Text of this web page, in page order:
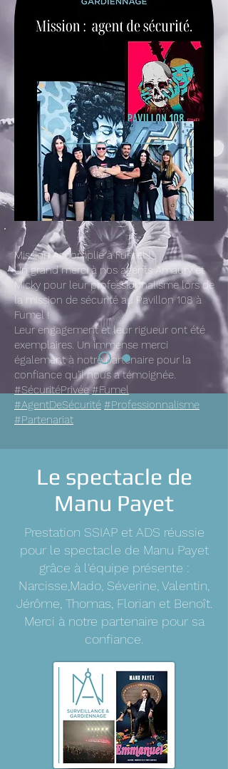
Mission Accomplie à Fumel !
Un grand merci à nos agents Amaury et
Micky pour leur professionnalisme lors de
la mission de sécurité au Pavillon 108 à
Fumel !
Leur engagement et leur rigueur ont été
exemplaires. Un immense merci
également à notre partenaire pour la
confiance qu'il nous a témoignée.
#SécuritéPrivée #Fumel
#AgentDeSécurité #Professionnalisme
#Partenariat
Le spectacle de
Manu Payet
Prestation SSIAP et ADS réussie
pour le spectacle de Manu Payet
grâce à l'équipe présente :
Narcisse,Mado, Séverine, Valentin,
Jérôme, Thomas, Florian et Benoît.
Merci à notre partenaire pour sa
confiance.